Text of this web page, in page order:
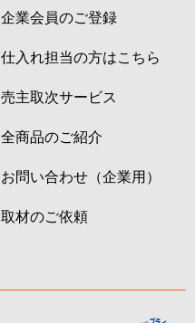
企業会員のご登録
仕入れ担当の方はこちら
売主取次サービス
全商品のご紹介
お問い合わせ（企業用）
取材のご依頼